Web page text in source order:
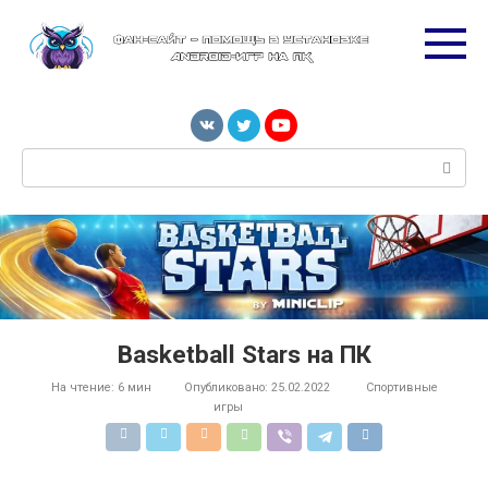
контенту
Basketball Stars​ на ПК
На чтение: 6 мин Опубликовано: 25.02.2022
Спортивные
игры